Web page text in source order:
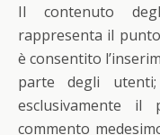
Il contenuto
rappresenta il
è consentito
parte degli
esclusivamente il
commento